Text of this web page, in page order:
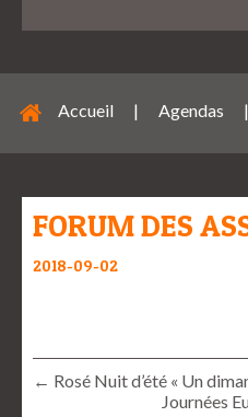
Accueil | Agendas |
FORUM DES
2018-09-02
← Rosé Nuit d’été « Un
Journées